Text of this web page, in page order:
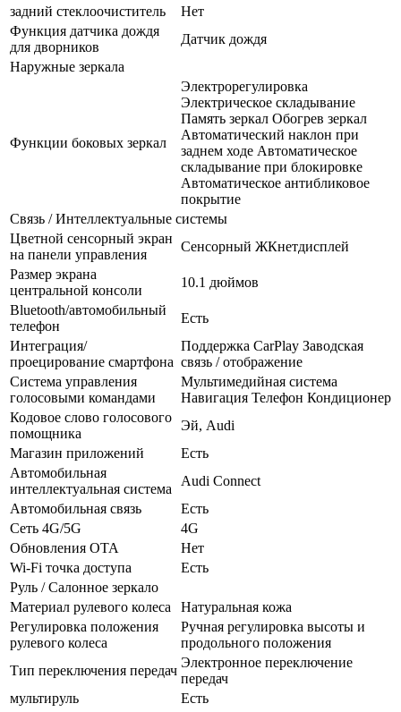
задний стеклоочиститель
Нет
Функция датчика дождя
для дворников
Датчик дождя
Наружные зеркала
Функции боковых зеркал
Электрорегулировка
Электрическое складывание
Память зеркал Обогрев зеркал
Автоматический наклон при
заднем ходе Автоматическое
складывание при блокировке
Автоматическое антибликовое
покрытие
Связь / Интеллектуальные системы
Цветной сенсорный экран
на панели управления
Сенсорный ЖКнетдисплей
Размер экрана
центральной консоли
10.1 дюймов
Bluetooth/автомобильный
телефон
Есть
Интеграция/
проецирование смартфона
Поддержка CarPlay Заводская
связь / отображение
Система управления
голосовыми командами
Мультимедийная система
Навигация Телефон Кондиционер
Кодовое слово голосового
помощника
Эй, Audi
Магазин приложений
Есть
Автомобильная
интеллектуальная система
Audi Connect
Автомобильная связь
Есть
Сеть 4G/5G
4G
Обновления OTA
Нет
Wi-Fi точка доступа
Есть
Руль / Салонное зеркало
Материал рулевого колеса
Натуральная кожа
Регулировка положения
рулевого колеса
Ручная регулировка высоты и
продольного положения
Тип переключения передач
Электронное переключение
передач
мультируль
Есть